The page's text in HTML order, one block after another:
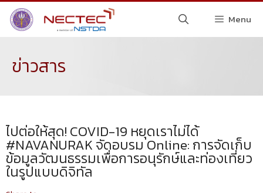
Menu
ข่าวสาร
ไปต่อให้สุด! COVID-19 หยุดเราไม่ได้
#NAVANURAK จัดอบรม Online: การจัดเก็บ
ข้อมูลวัฒนธรรมเพื่อการอนุรักษ์และท่องเที่ยว
ในรูปแบบดิจิทัล